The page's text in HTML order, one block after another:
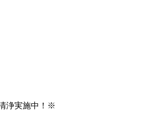
浄実施中！※